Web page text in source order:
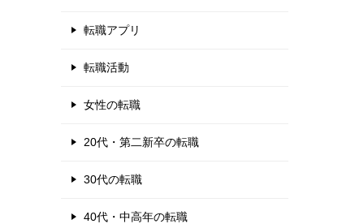
転職アプリ
転職活動
女性の転職
20代・第二新卒の転職
30代の転職
40代・中高年の転職